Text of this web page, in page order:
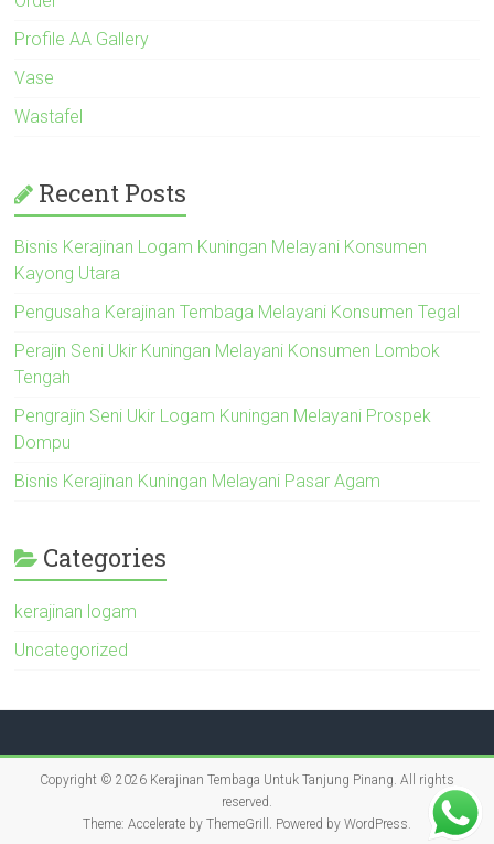
Profile AA Gallery
Vase
Wastafel
Recent Posts
Bisnis Kerajinan Logam Kuningan Melayani Konsumen
Kayong Utara
Pengusaha Kerajinan Tembaga Melayani Konsumen Tegal
Perajin Seni Ukir Kuningan Melayani Konsumen Lombok
Tengah
Pengrajin Seni Ukir Logam Kuningan Melayani Prospek
Dompu
Bisnis Kerajinan Kuningan Melayani Pasar Agam
Categories
kerajinan logam
Uncategorized
Copyright © 2026 Kerajinan Tembaga Untuk Tanjung Pinang. All rights
reserved.
Theme: Accelerateby ThemeGrill. Powered by WordPress.